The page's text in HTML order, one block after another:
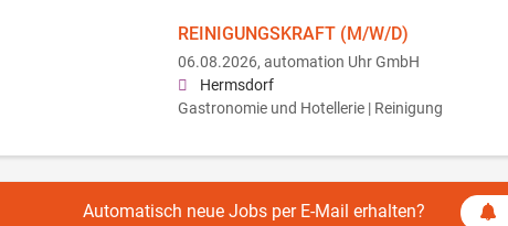
REINIGUNGSKRAFT (M/W/D)
06.08.2026, automation Uhr GmbH
Hermsdorf
Gastronomie und Hotellerie | Reinigung
Automatisch neue Jobs per E-Mail erhalten?